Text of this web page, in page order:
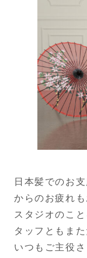
日本髪でのお
からのお疲れ
スタジオのこ
タッフともま
いつもご主役